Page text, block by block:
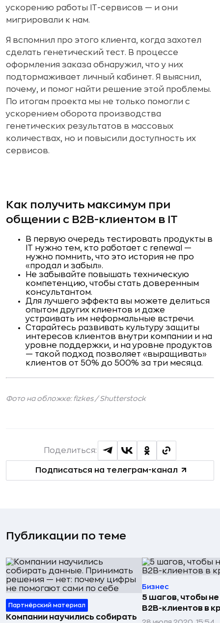
ускорению работы IT-сервисов — и они
мигрировали к нам.
Я вспомнил про этого клиента, когда захотел
сделать генетический тест. В процессе
оформления заказа обнаружил, что у них
подтормаживает личный кабинет. Я выяснил,
почему, и помог найти решение этой проблемы.
По итогам проекта мы не только помогли с
ускорением оборота производства
генетических результатов в массовых
количествах, но и повысили доступность их
сервисов.
Как получить максимум при
общении с B2B-клиентом в IT
В первую очередь тестировать продукты в
IT нужно тем, кто работает с renewal —
нужно помнить, что это история не про
«продал и забыл».
Не забывайте повышать техническую
компетенцию, чтобы стать доверенным
консультантом.
Для лучшего эффекта вы можете делиться
опытом других клиентов и даже
устраивать им неформальные встречи.
Старайтесь развивать культуру защиты
интересов клиентов внутри компании и на
уровне поддержки, и на уровне продуктов
— такой подход позволяет «выращивать»
клиентов от 50% до 500% за три месяца.
Фото на обложке: fizkes/ Shutterstock
Подписаться на телеграм-канал
Поделиться:
Публикации по теме
Партнёрский материал
Компании научились собирать
Бизнес
5 шагов, чтобы
B2B-клиентов в